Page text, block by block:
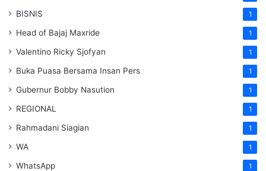
BISNIS 1
Head of Bajaj Maxride 1
Valentino Ricky Sjofyan 1
Buka Puasa Bersama Insan Pers 1
Gubernur Bobby Nasution 1
REGIONAL 1
Rahmadani Siagian 1
WA 1
WhatsApp 1